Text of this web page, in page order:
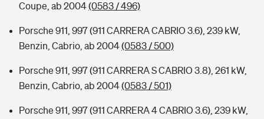
Coupe, ab 2004(0583 / 496)
Porsche 911, 997 (911 CARRERA CABRIO 3.6), 239 kW,
Benzin, Cabrio, ab 2004(0583 / 500)
Porsche 911, 997 (911 CARRERA S CABRIO 3.8), 261 kW,
Benzin, Cabrio, ab 2004(0583 / 501)
Porsche 911, 997 (911 CARRERA 4 CABRIO 3.6), 239 kW,